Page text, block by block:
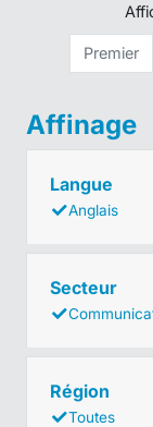
Premier
Affinage
Langue
Anglais
Secteur
Région
Toutes